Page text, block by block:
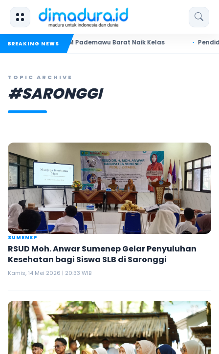
BREAKING NEWS
UMKM Pademawu Barat Naik Kelas Pendidikan
TOPIC ARCHIVE
#SARONGGI
SUMENEP
RSUD Moh. Anwar Sumenep Gelar Penyuluhan
Kesehatan bagi Siswa SLB di Saronggi
Kamis, 14 Mei 2026 | 20:33 WIB